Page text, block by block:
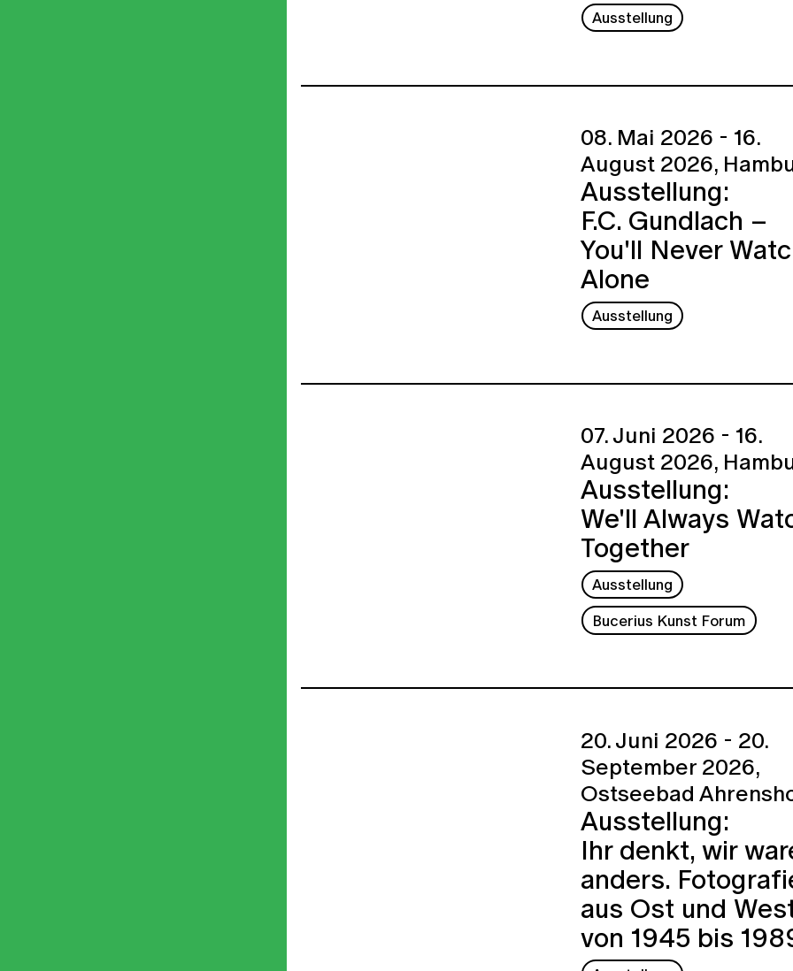
Ausstellung
08. Mai 2026 - 16.
August 2026,
Ausstellung:
F.C. Gundlach –
You'll Never
Alone
Ausstellung
07. Juni 2026 - 16.
August 2026,
Ausstellung:
We'll Always
Together
Ausstellung
Bucerius Kunst Forum
20. Juni 2026 - 20.
September 2026,
Ostseebad
Ausstellung:
Ihr denkt, wir
anders.
aus Ost und
von 1945 bis